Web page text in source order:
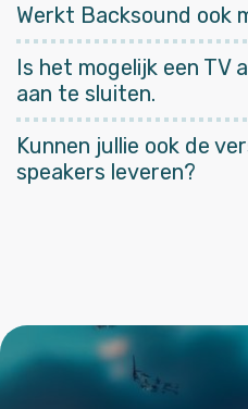
Werkt Backsound ook
Is het mogelijk een TV
aan te sluiten.
Kunnen jullie ook de
speakers leveren?